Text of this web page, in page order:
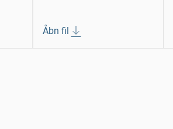
Åbn fil